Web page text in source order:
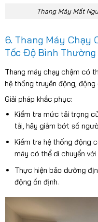
Thang Máy Mất
6. Thang Máy Chạy
Tốc Độ Bình Thường
Thang máy chạy chậm có
hệ thống truyền động,
Giải pháp khắc phục:
Kiểm tra mức tải trọng
tải, hãy giảm bớt số
Kiểm tra hệ thống động
máy có thể di chuyển
Thực hiện bảo dưỡng
động ổn định.